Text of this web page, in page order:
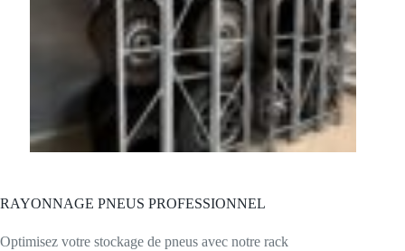
RAYONNAGE PNEUS PROFESSIONNEL
Optimisez votre stockage de pneus avec notre rack